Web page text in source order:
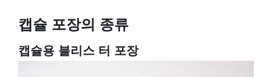
캡슐 포장의 종류
캡슐용 블리스 터 포장